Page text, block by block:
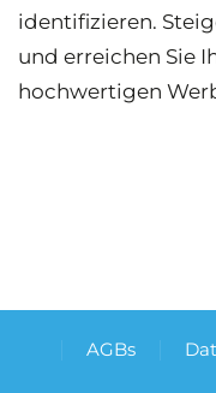
identifizieren.
und erreichen Sie
hochwertigen
AGBs